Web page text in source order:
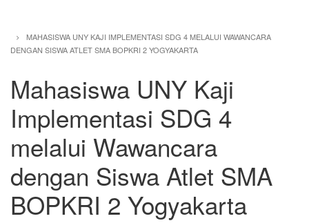
MAHASISWA UNY KAJI IMPLEMENTASI SDG 4 MELALUI WAWANCARA
DENGAN SISWA ATLET SMA BOPKRI 2 YOGYAKARTA
Mahasiswa UNY Kaji
Implementasi SDG 4
melalui Wawancara
dengan Siswa Atlet SMA
BOPKRI 2 Yogyakarta